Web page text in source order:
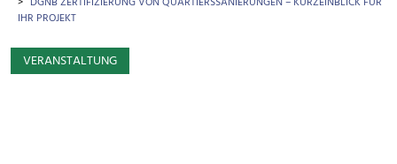
IHR PROJEKT
VERANSTALTUNG